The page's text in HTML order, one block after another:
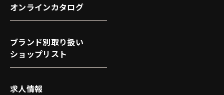
オンラインカタログ
ブランド別取り扱い
ショップリスト
求人情報